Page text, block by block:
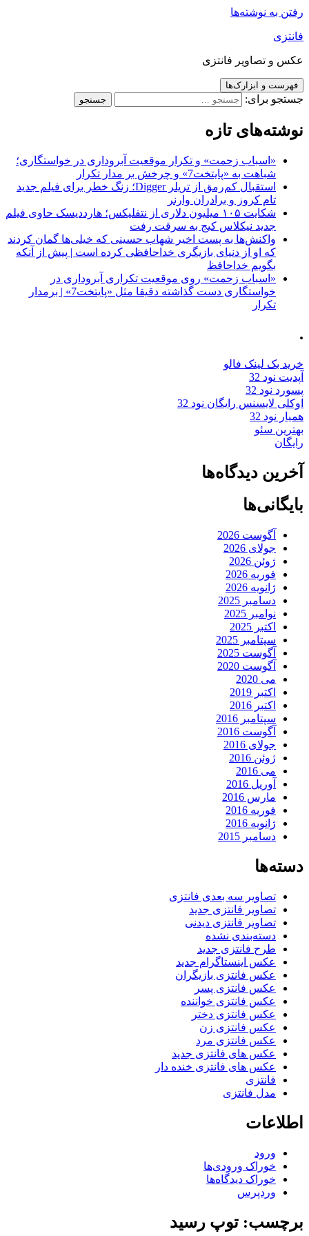
رفتن به نوشته‌ها
فانتزی
عکس و تصاویر فانتزی
فهرست و ابزارک‌ها
جستجو برای:
نوشته‌های تازه
«اسباب زحمت» و تکرار موقعیت آبروداری در خواستگاری؛
شباهت به «پایتخت7» و چرخش بر مدار تکرار
استقبال کم‌رمق از تریلر Digger؛ زنگ خطر برای فیلم جدید
تام کروز و برادران وارنر
شکایت ۱۰۵ میلیون دلاری از نتفلیکس؛ هارددیسک حاوی فیلم
جدید نیکلاس کیج به سرقت رفت
واکنش‌ها به پست اخیر شهاب حسینی که خیلی‌ها گمان کردند
که او از دنیای بازیگری خداحافظی کرده است | پیش از آنکه
بگویم خداحافظ
«اسباب زحمت» روی موقعیت تکراری آبروداری در
خواستگاری دست گذاشته دقیقا مثل «پایتخت7» | برمدار
تکرار
.
خرید بک لینک فالو
آپدیت نود 32
پسورد نود 32
اوکلی لایسنس رایگان نود 32
همیار نود 32
بهترین سئو
رایگان
آخرین دیدگاه‌ها
بایگانی‌ها
آگوست 2026
جولای 2026
ژوئن 2026
فوریه 2026
ژانویه 2026
دسامبر 2025
نوامبر 2025
اکتبر 2025
سپتامبر 2025
آگوست 2025
آگوست 2020
می 2020
اکتبر 2019
اکتبر 2016
سپتامبر 2016
آگوست 2016
جولای 2016
ژوئن 2016
می 2016
آوریل 2016
مارس 2016
فوریه 2016
ژانویه 2016
دسامبر 2015
دسته‌ها
تصاویر سه بعدی فانتزی
تصاویر فانتزی جدید
تصاویر فانتزی دیدنی
دسته‌بندی نشده
طرح فانتزی جدید
عکس اینستاگرام جدید
عکس فانتزی بازیگران
عکس فانتزی پسر
عکس فانتزی خواننده
عکس فانتزی دختر
عکس فانتزی زن
عکس فانتزی مرد
عکس های فانتزی جدید
عکس های فانتزی خنده دار
فانتزی
مدل فانتزی
اطلاعات
ورود
خوراک ورودی‌ها
خوراک دیدگاه‌ها
وردپرس
برچسب: توپ رسید